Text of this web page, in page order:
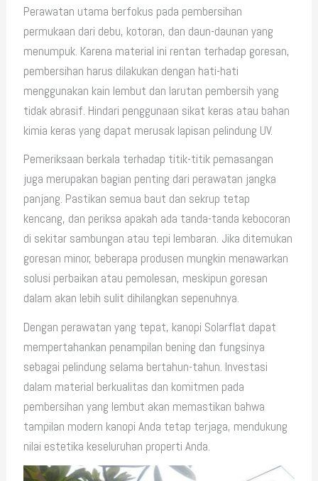
Perawatan utama berfokus pada pembersihan
permukaan dari debu, kotoran, dan daun-daunan yang
menumpuk. Karena material ini rentan terhadap goresan,
pembersihan harus dilakukan dengan hati-hati
menggunakan kain lembut dan larutan pembersih yang
tidak abrasif. Hindari penggunaan sikat keras atau bahan
kimia keras yang dapat merusak lapisan pelindung UV.
Pemeriksaan berkala terhadap titik-titik pemasangan
juga merupakan bagian penting dari perawatan jangka
panjang. Pastikan semua baut dan sekrup tetap
kencang, dan periksa apakah ada tanda-tanda kebocoran
di sekitar sambungan atau tepi lembaran. Jika ditemukan
goresan minor, beberapa produsen mungkin menawarkan
solusi perbaikan atau pemolesan, meskipun goresan
dalam akan lebih sulit dihilangkan sepenuhnya.
Dengan perawatan yang tepat, kanopi Solarflat dapat
mempertahankan penampilan bening dan fungsinya
sebagai pelindung selama bertahun-tahun. Investasi
dalam material berkualitas dan komitmen pada
pembersihan yang lembut akan memastikan bahwa
tampilan modern kanopi Anda tetap terjaga, mendukung
nilai estetika keseluruhan properti Anda.